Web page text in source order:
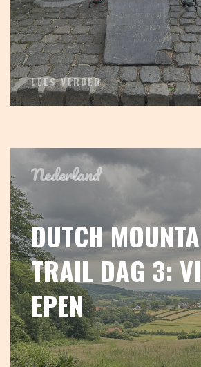
LEES VERDER
Nederland
DUTCH
TRAIL DAG 3:
EPEN